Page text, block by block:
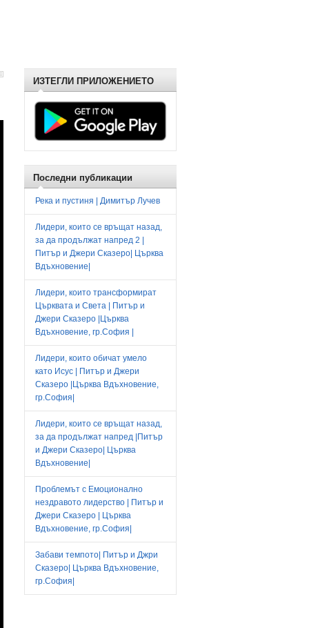
ИЗТЕГЛИ ПРИЛОЖЕНИЕТО
Последни публикации
Река и пустиня | Димитър Лучев
Лидери, които се връщат назад,
за да продължат напред 2 |
Питър и Джери Сказеро| Църква
Вдъхновение|
Лидери, които трансформират
Църквата и Света | Питър и
Джери Сказеро |Църква
Вдъхновение, гр.София |
Лидери, които обичат умело
като Исус | Питър и Джери
Сказеро |Църква Вдъхновение,
гр.София|
Лидери, които се връщат назад,
за да продължат напред |Питър
и Джери Сказеро| Църква
Вдъхновение|
Проблемът с Емоционално
нездравото лидерство | Питър и
Джери Сказеро | Църква
Вдъхновение, гр.София|
Забави темпото| Питър и Джри
Сказеро| Църква Вдъхновение,
гр.София|